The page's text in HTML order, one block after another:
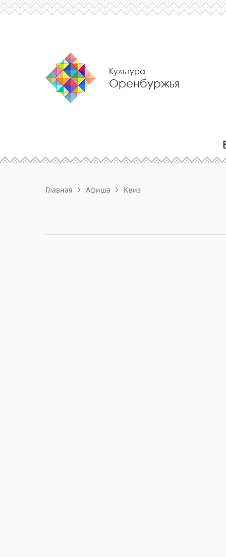
Культура
Оренбуржья
Главная Афиша Квиз